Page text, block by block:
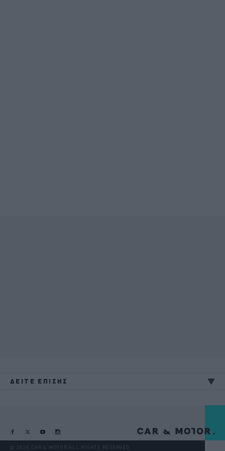
ΔΕΙΤΕ ΕΠΙΣΗΣ
@ 2026 CAR & MOTOR ALL RIGHTS RESERVED